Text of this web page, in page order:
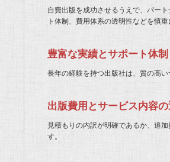
自費出版を成功させるうえで、パー
ト体制、費用体系の透明性などを慎
豊富な実績とサポート体制
長年の経験を持つ出版社は、質の高
出版費用とサービス内容
見積もりの内訳が明確であるか、追
す。